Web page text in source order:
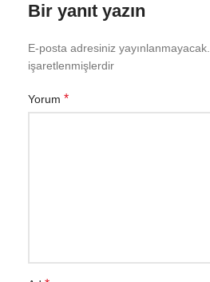
Bir yanıt yazın
E-posta adresiniz yayınlanmayacak.
işaretlenmişlerdir
Yorum *